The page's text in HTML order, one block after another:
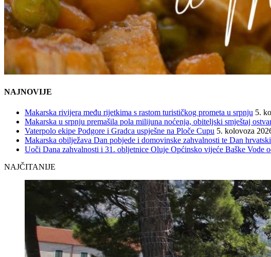
NAJNOVIJE
Makarska rivijera među rijetkima s rastom turističkog prometa u srpnju 5.
Makarska u srpnju premašila pola milijuna noćenja, obiteljski smještaj
Vaterpolo ekipe Podgore i Gradca uspješne na Ploče Cupu 5. kolovoza
Makarska obilježava Dan pobjede i domovinske zahvalnosti te Dan
Uoči Dana zahvalnosti i 31. obljetnice Oluje Općinsko vijeće Baške Vode
NAJČITANIJE